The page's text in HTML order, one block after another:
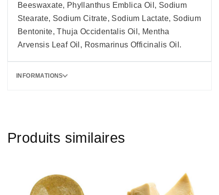
Beeswaxate, Phyllanthus Emblica Oil, Sodium
Stearate, Sodium Citrate, Sodium Lactate, Sodium
Bentonite, Thuja Occidentalis Oil, Mentha
Arvensis Leaf Oil, Rosmarinus Officinalis Oil.
INFORMATIONS
Produits similaires